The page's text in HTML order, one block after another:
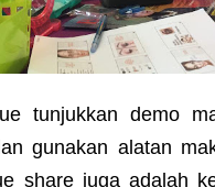
tunjukkan demo
gunakan alatan
share juga adalah